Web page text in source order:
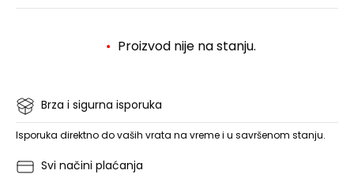
Proizvod nije na stanju.
Brza i sigurna isporuka
Isporuka direktno do vaših vrata na vreme i u savršenom stanju.
Svi načini plaćanja